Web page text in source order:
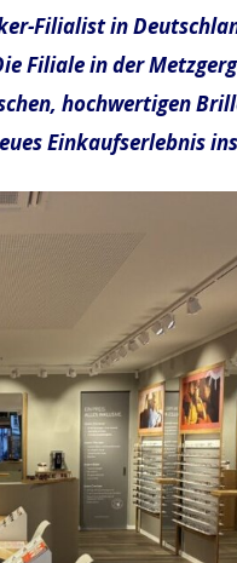
Filialist in
Filiale in der
hochwertigen
Einkaufserlebnis